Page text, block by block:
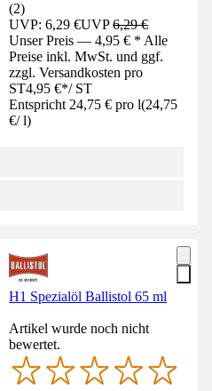
(2)
UVP: 6,29 €UVP6,29 €
Unser Preis — 4,95 € * Alle
Preise inkl. MwSt. und ggf.
zzgl. Versandkosten pro
ST4,95 €*/ ST
Entspricht 24,75 € pro l(24,75
€/ l)
H1 Spezialöl Ballistol 65 ml
Artikel wurde noch nicht
bewertet.